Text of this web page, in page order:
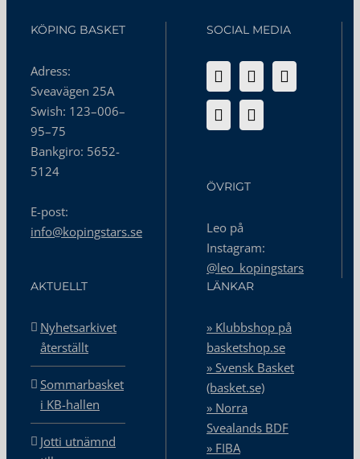
KÖPING BASKET
Adress:
Sveavägen 25A
Swish: 123–006–
95–75
Bankgiro: 5652-
5124
E-post:
info@kopingstars.se
SOCIAL MEDIA
ÖVRIGT
Leo på
Instagram:
@leo_kopingstars
AKTUELLT
Nyhetsarkivet
återställt
Sommarbasket
i KB-hallen
Jotti utnämnd
LÄNKAR
» Klubbshop på
basketshop.se
» Svensk Basket
(basket.se)
» Norra
Svealands BDF
» FIBA